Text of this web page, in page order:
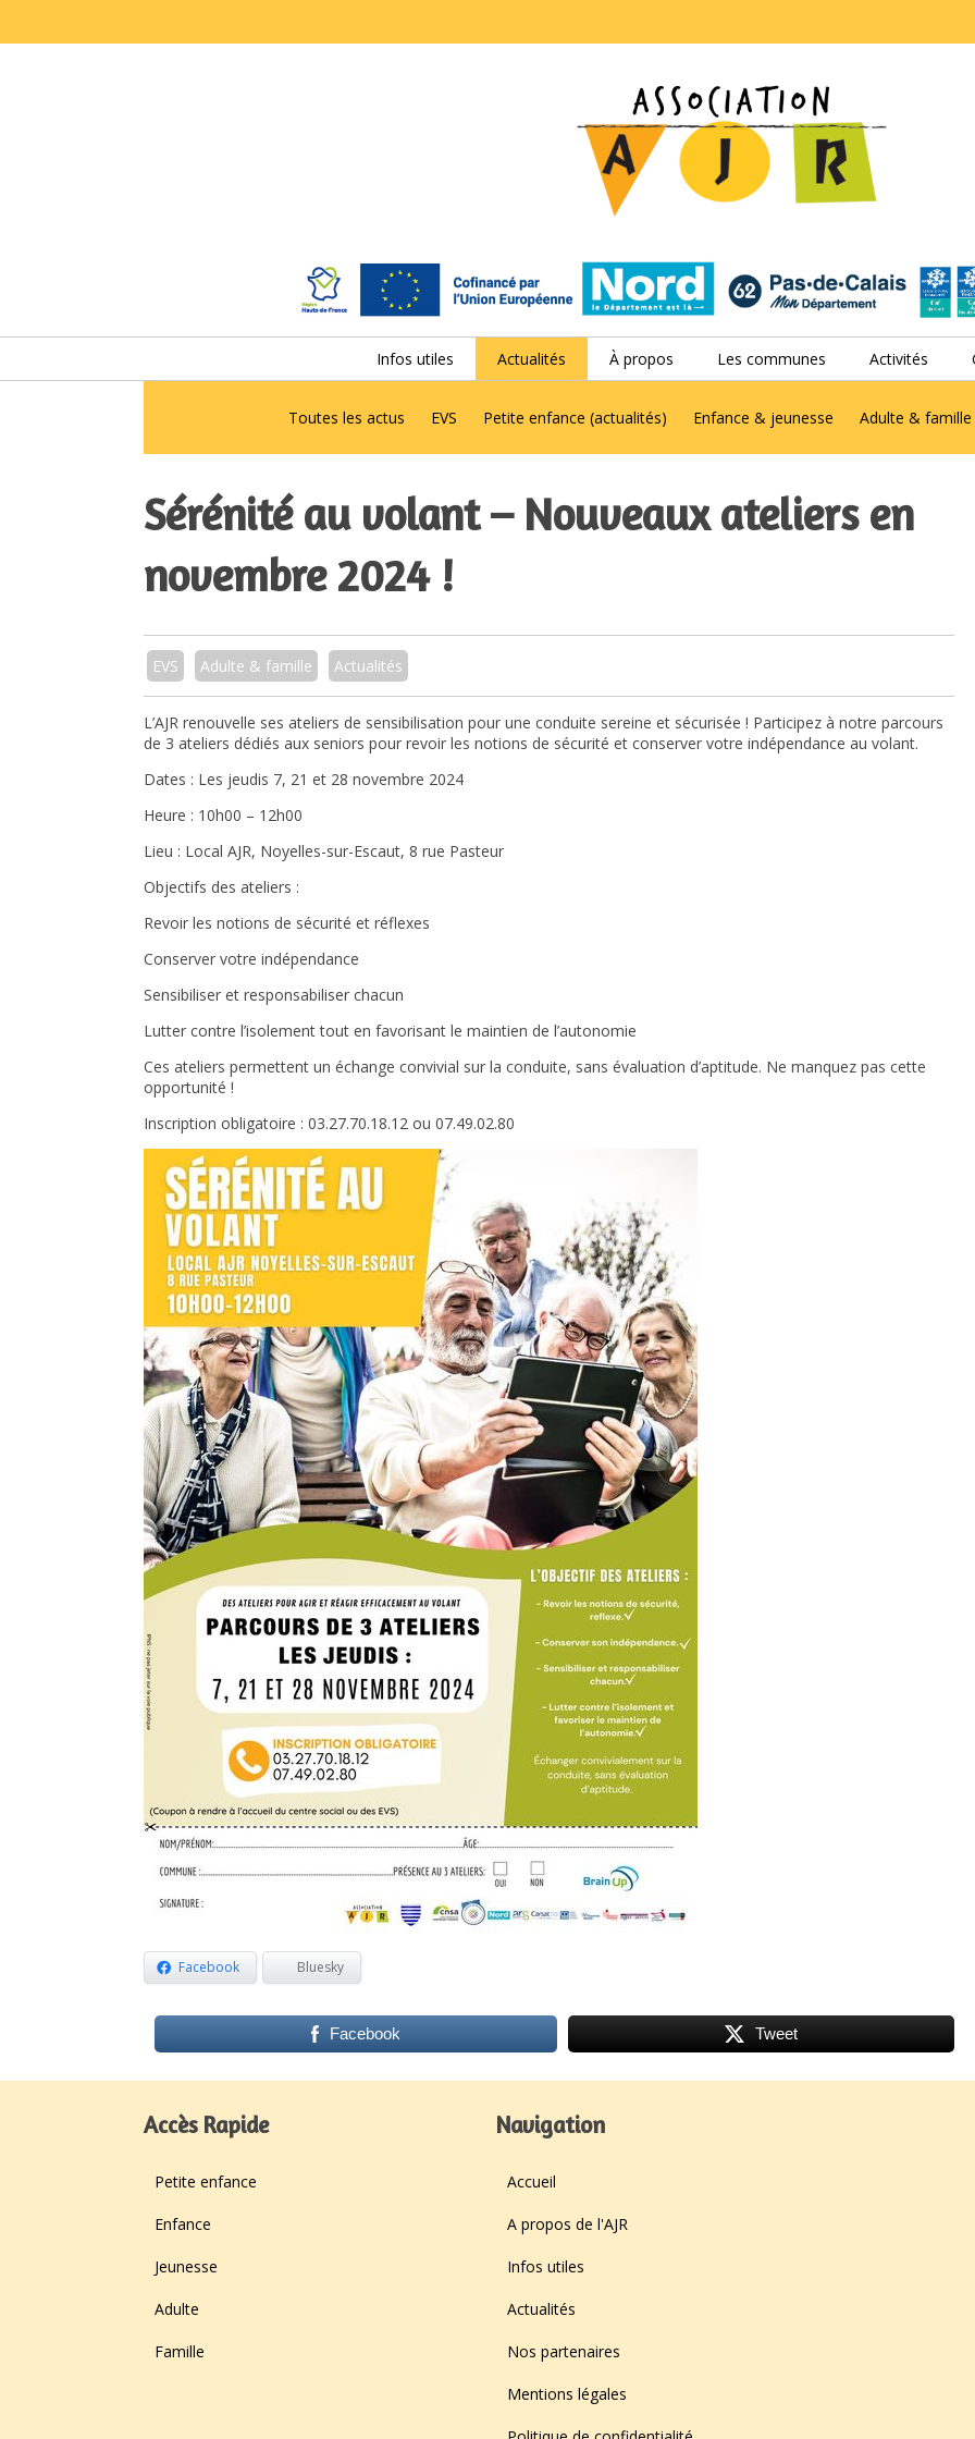
Infos utiles Actualités À propos Les communes Activités
Toutes les actus EVS Petite enfance (actualités) Enfance & jeunesse Adulte & famille
Sérénité au volant – Nouveaux ateliers en
novembre 2024 !
EVS Adulte & famille Actualités
L’AJR renouvelle ses ateliers de sensibilisation pour une conduite sereine et sécurisée ! Participez à notre parcours
de 3 ateliers dédiés aux seniors pour revoir les notions de sécurité et conserver votre indépendance au volant.
Dates : Les jeudis 7, 21 et 28 novembre 2024
Heure : 10h00 – 12h00
Lieu : Local AJR, Noyelles-sur-Escaut, 8 rue Pasteur
Objectifs des ateliers :
Revoir les notions de sécurité et réflexes
Conserver votre indépendance
Sensibiliser et responsabiliser chacun
Lutter contre l’isolement tout en favorisant le maintien de l’autonomie
Ces ateliers permettent un échange convivial sur la conduite, sans évaluation d’aptitude. Ne manquez pas cette
opportunité !
Inscription obligatoire : 03.27.70.18.12 ou 07.49.02.80
Facebook Bluesky
Facebook Tweet
Accès Rapide
Petite enfance
Enfance
Jeunesse
Adulte
Famille
Navigation
Accueil
A propos de l'AJR
Infos utiles
Actualités
Nos partenaires
Mentions légales